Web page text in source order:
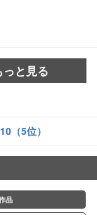
と見る
（5位）
品